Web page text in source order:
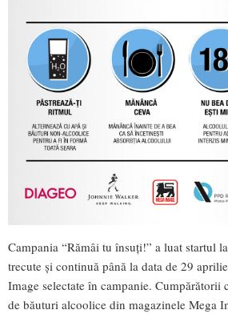
Campania “Rămâi tu însuţi!” a luat startul
trecute şi continuă până la data de 29
Image selectate în campanie. Cumpărătorii
de băuturi alcoolice din magazinele Mega